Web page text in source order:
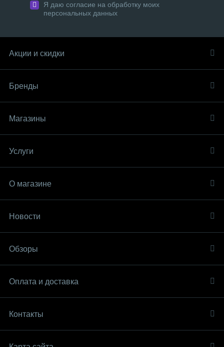
Я даю согласие на обработку моих
персональных данных
Акции и скидки
Бренды
Магазины
Услуги
О магазине
Новости
Обзоры
Оплата и доставка
Контакты